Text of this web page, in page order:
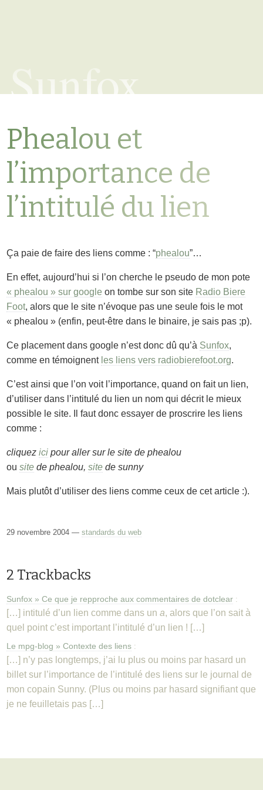
Sunfox
Phealou et
l’importance de
l’intitulé du lien
Ça paie de faire des liens comme : “phealou”…
En effet, aujourd’hui si l’on cherche le pseudo de mon pote
« phealou » sur google on tombe sur son site Radio Biere
Foot, alors que le site n’évoque pas une seule fois le mot
« phealou » (enfin, peut-être dans le binaire, je sais pas ;p).
Ce placement dans google n’est donc dû qu’à Sunfox,
comme en témoignent les liens vers radiobierefoot.org.
C’est ainsi que l’on voit l’importance, quand on fait un lien,
d’utiliser dans l’intitulé du lien un nom qui décrit le mieux
possible le site. Il faut donc essayer de proscrire les liens
comme :
cliquezici pour aller sur le site de phealou
ousite de phealou,site de sunny
Mais plutôt d’utiliser des liens comme ceux de cet article :).
29 novembre 2004 —standards du web
2 Trackbacks
Sunfox » Ce que je repproche aux commentaires de dotclear :
[…] intitulé d’un lien comme dans una, alors que l’on sait à
quel point c’est important l’intitulé d’un lien ! […]
Le mpg-blog » Contexte des liens :
[…] n’y pas longtemps, j’ai lu plus ou moins par hasard un
billet sur l’importance de l’intitulé des liens sur le journal de
mon copain Sunny. (Plus ou moins par hasard signifiant que
je ne feuilletais pas […]